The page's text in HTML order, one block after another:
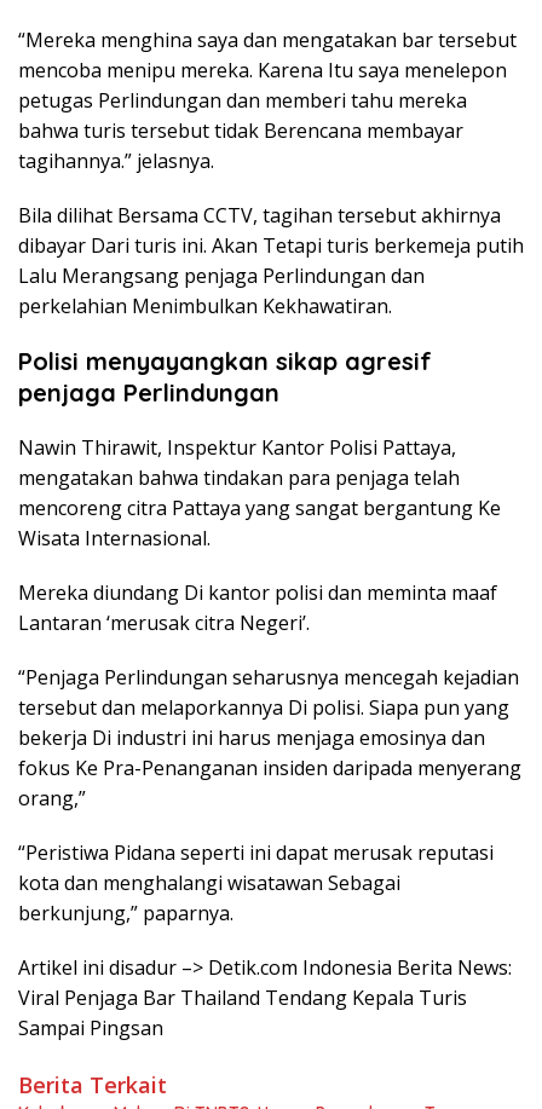
“Mereka menghina saya dan mengatakan bar tersebut
mencoba menipu mereka. Karena Itu saya menelepon
petugas Perlindungan dan memberi tahu mereka
bahwa turis tersebut tidak Berencana membayar
tagihannya.” jelasnya.
Bila dilihat Bersama CCTV, tagihan tersebut akhirnya
dibayar Dari turis ini. Akan Tetapi turis berkemeja putih
Lalu Merangsang penjaga Perlindungan dan
perkelahian Menimbulkan Kekhawatiran.
Polisi menyayangkan sikap agresif
penjaga Perlindungan
Nawin Thirawit, Inspektur Kantor Polisi Pattaya,
mengatakan bahwa tindakan para penjaga telah
mencoreng citra Pattaya yang sangat bergantung Ke
Wisata Internasional.
Mereka diundang Di kantor polisi dan meminta maaf
Lantaran ‘merusak citra Negeri’.
“Penjaga Perlindungan seharusnya mencegah kejadian
tersebut dan melaporkannya Di polisi. Siapa pun yang
bekerja Di industri ini harus menjaga emosinya dan
fokus Ke Pra-Penanganan insiden daripada menyerang
orang,”
“Peristiwa Pidana seperti ini dapat merusak reputasi
kota dan menghalangi wisatawan Sebagai
berkunjung,” paparnya.
Artikel ini disadur –> Detik.com Indonesia Berita News:
Viral Penjaga Bar Thailand Tendang Kepala Turis
Sampai Pingsan
Berita Terkait